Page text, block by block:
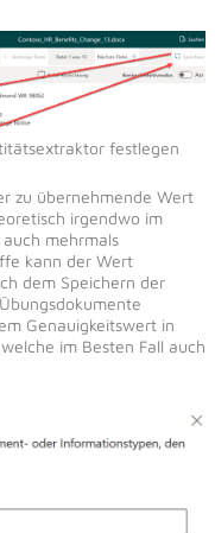
festlegen
zu übernehmende Wert
irgendwo im
mehrmals
kann der Wert
dem Speichern der
Genauigkeitswert in
im Besten Fall auch